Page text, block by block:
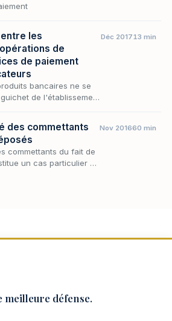
les
de
de paiement
bancaires ne se
de l'établissement
Déc 201713 min
des commettants
commettants du fait de
un cas particulier de
Nov 201660 min
meilleure défense.